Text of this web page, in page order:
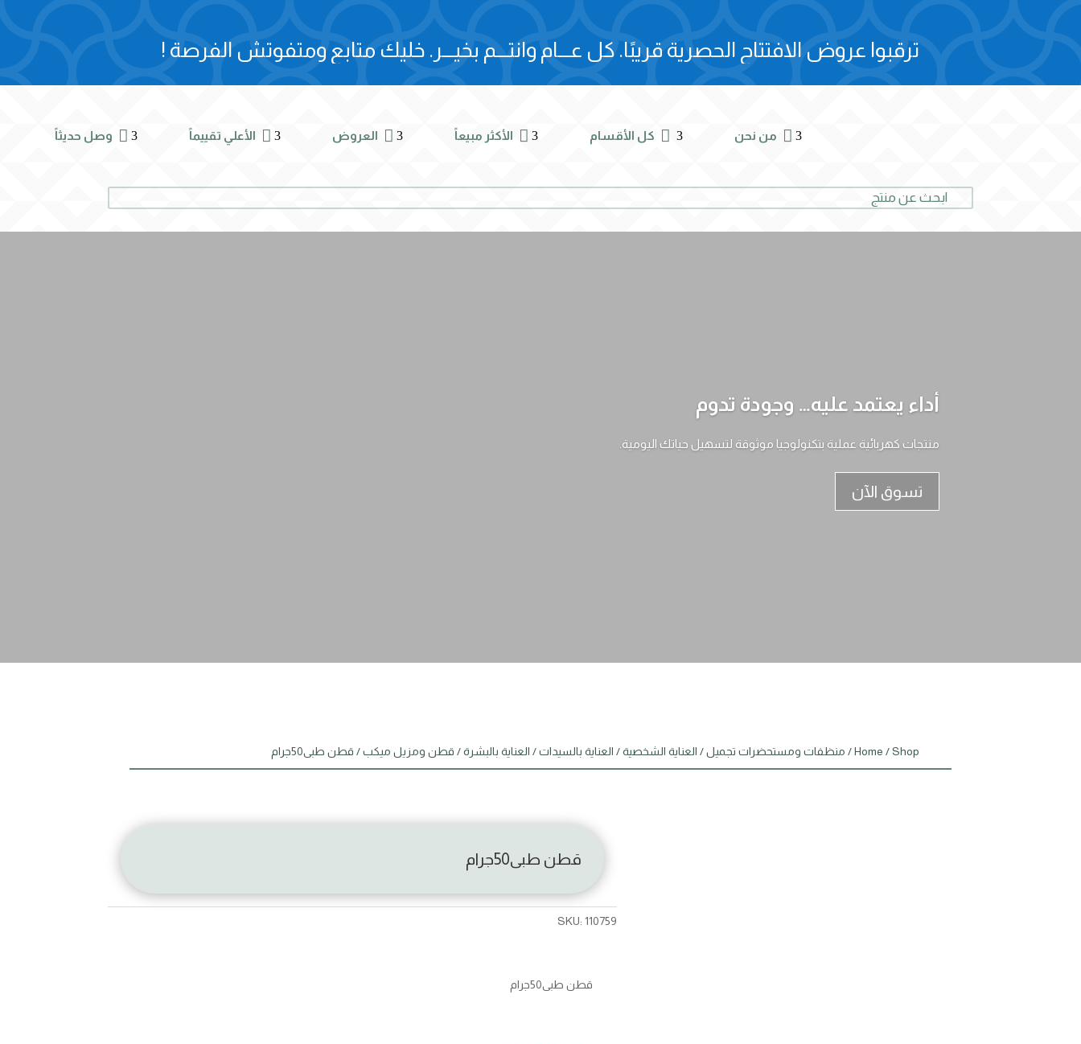
ترقبوا عروض الافتتاح الحصرية قريبًا. كل عـــام وانتـــم بخيـــر. خليك متابع ومتفوتش الفرصة !
3
 من نحن 3
 كل الأقسام 3
 الأكثر مبيعاً 3
 العروض 3
 الأعلي تقييماً 3
 وصل حديثاً
أداء يعتمد عليه… وجودة تدوم
منتجات كهربائية عملية بتكنولوجيا موثوقة لتسهيل حياتك اليومية.
تسوق الآن
Home /Shop
/ منظفات ومستحضرات تجميل/ العناية الشخصية/ العناية بالسيدات/ العناية بالبشرة/ قطن ومزيل ميكب/ قطن طبى50جرام
قطن طبى50جرام
SKU: 110759
قطن طبى50جرام